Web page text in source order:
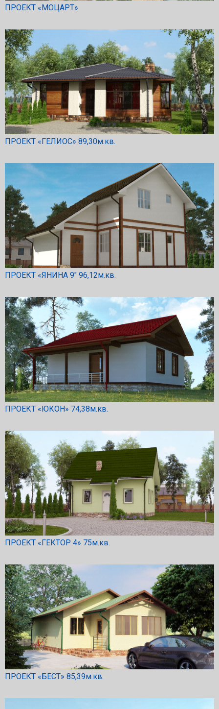
ПРОЕКТ «МОЦАРТ»
ПРОЕКТ «ГЕЛИОС» 89,30м.кв.
ПРОЕКТ «ЯНИНА 9″ 96,12м.кв.
ПРОЕКТ «ЮКОН» 74,38м.кв.
ПРОЕКТ «ГЕКТОР 4» 75м.кв.
ПРОЕКТ «БЕСТ» 85,39м.кв.